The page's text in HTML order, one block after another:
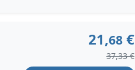
21,68€
37,33 €